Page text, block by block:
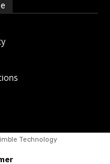
Technology